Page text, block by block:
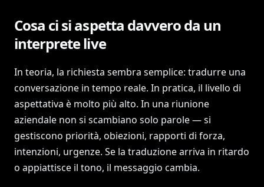
Cosa ci si aspetta davvero da un
interprete live
In teoria, la richiesta sembra semplice: tradurre una
conversazione in tempo reale. In pratica, il livello di
aspettativa è molto più alto. In una riunione
aziendale non si scambiano solo parole — si
gestiscono priorità, obiezioni, rapporti di forza,
intenzioni, urgenze. Se la traduzione arriva in ritardo
o appiattisce il tono, il messaggio cambia.